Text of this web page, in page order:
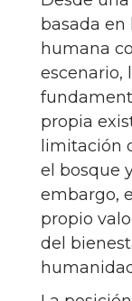
basada en
humana
escenario,
propia
limitación
el bosque
embargo,
propio
del